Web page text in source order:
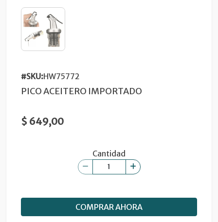
#SKU:HW75772
PICO ACEITERO IMPORTADO
$ 649,00
Cantidad
COMPRAR AHORA